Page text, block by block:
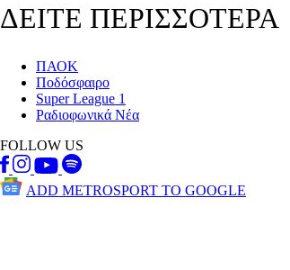
ΔΕΙΤΕ ΠΕΡΙΣΣΟΤΕΡΑ
ΠΑΟΚ
Ποδόσφαιρο
Super League 1
Ραδιοφωνικά Νέα
FOLLOW US
ADD METROSPORT TO GOOGLE